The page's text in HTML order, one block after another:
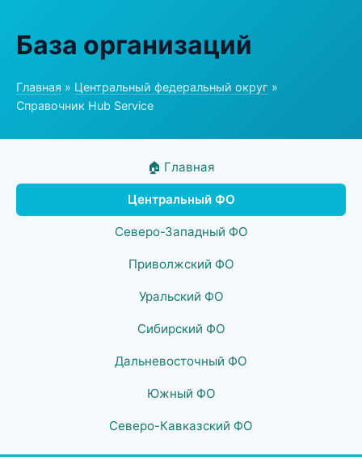
База организаций
Главная » Центральный федеральный округ »
Справочник Hub Service
🏠 Главная
Центральный ФО
Северо-Западный ФО
Приволжский ФО
Уральский ФО
Сибирский ФО
Дальневосточный ФО
Южный ФО
Северо-Кавказский ФО